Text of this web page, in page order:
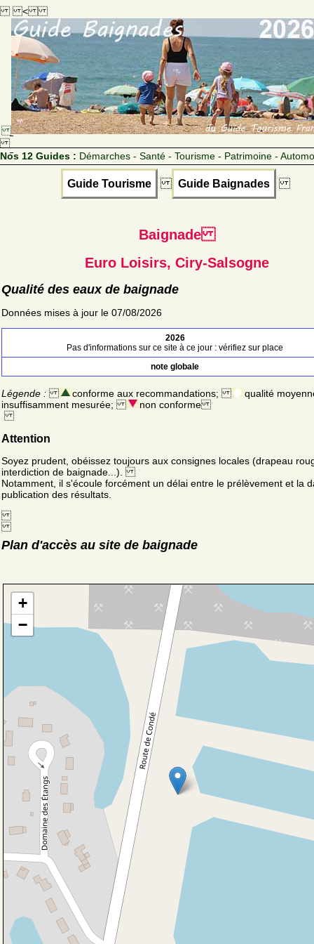
<
Nos 12 Guides : Démarches - Santé - Tourisme - Patrimoine -
Guide Tourisme Guide Baignades
Baignade
Euro Loisirs, Ciry-Salsogne
Qualité des eaux de baignade
Données mises à jour le 07/08/2026
2026
Pas d'informations sur ce site à ce jour : vérifiez sur place
note globale
Légende : conforme aux recommandations;
qualité
insuffisamment mesurée;
non conforme
Attention
Soyez prudent, obéissez toujours aux consignes locales (drapeau
interdiction de baignade...).
Notamment, il s'écoule forcément un délai entre le prélèvement et la
publication des résultats.
Plan d'accès au site de baignade
+
−